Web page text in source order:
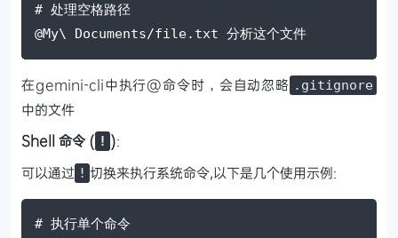
# 处理空格路径
@My\ Documents/file.txt 分析这个文件
在gemini-cli中执行@命令时，会自动忽略 .gitignore
中的文件
Shell 命令 ( ! ):
可以通过 ! 切换来执行系统命令,以下是几个使用示例:
# 执行单个命令